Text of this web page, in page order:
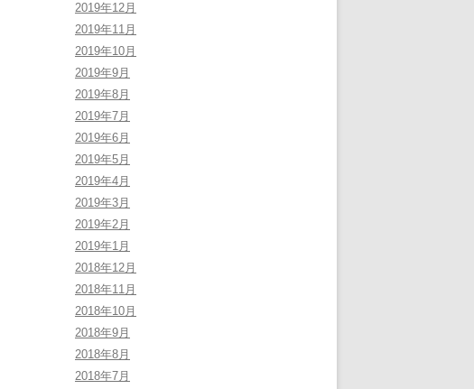
2019年12月
2019年11月
2019年10月
2019年9月
2019年8月
2019年7月
2019年6月
2019年5月
2019年4月
2019年3月
2019年2月
2019年1月
2018年12月
2018年11月
2018年10月
2018年9月
2018年8月
2018年7月